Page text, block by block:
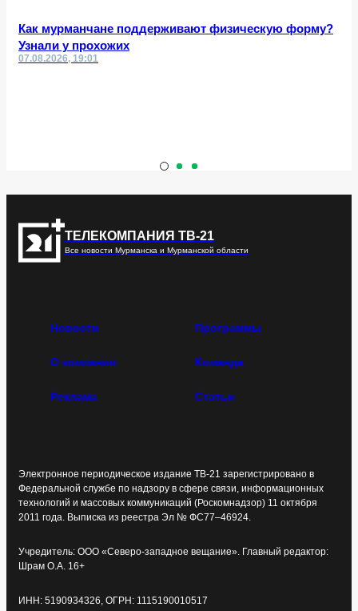
Как мурманчане поддерживают физическую форму?
Узнали у прохожих
07.08.2026, 19:01
ТЕЛЕКОМПАНИЯ ТВ-21
Все новости Мурманска и Мурманской области
Новости Программы
О компании Команда
Реклама Статьи
Электронное периодическое издание ТВ-21 зарегистрировано в
Федеральной службе по надзору в сфере связи, информационных
технологий и массовых коммуникаций (Роскомнадзор) 11 октября
2011 года. Выписка из реестра Эл № ФС77–46924.
Учредитель: ООО «Северо-западное вещание». Главный редактор:
Шрам О.А. 16+
ИНН: 5190934326, ОГРН: 1115190010517